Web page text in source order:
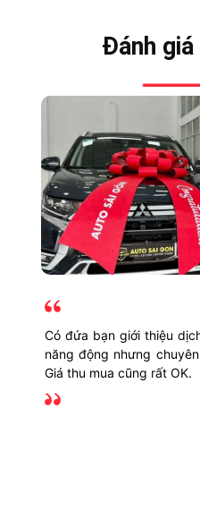
Đánh
Nhân viên Thu mua Mua
nhanh gọn lẹ. Giá thu
20 triệu. Tôi sẽ giới thiệu